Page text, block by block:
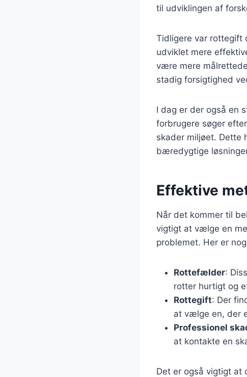
til udviklingen af
Tidligere var rottegift
udviklet mere
være mere
stadig forsigtighed
I dag er der også en
forbrugere søger
skader miljøet. Dette
bæredygtige
Effektive
Når det kommer til
vigtigt at vælge en
problemet. Her er
Rottefælder:
rotter hurtigt og
Rottegift: Der
at vælge en, der
Professionel
at kontakte en
Det er også vigtigt at